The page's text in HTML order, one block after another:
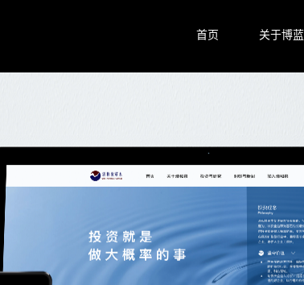
首页 关于博蓝